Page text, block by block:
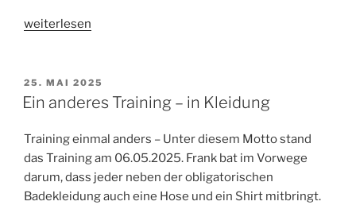
„Große
Einweihung
unseres
Kompressorstandorts
–
31.05.2025“
weiterlesen
VERÖFFENTLICHT
AM
25. MAI 2025
Ein anderes Training – in Kleidung
Training einmal anders – Unter diesem Motto stand
das Training am 06.05.2025. Frank bat im Vorwege
darum, dass jeder neben der obligatorischen
Badekleidung auch eine Hose und ein Shirt mitbringt.